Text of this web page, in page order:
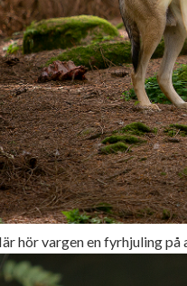
hör vargen en fyrhjuling på